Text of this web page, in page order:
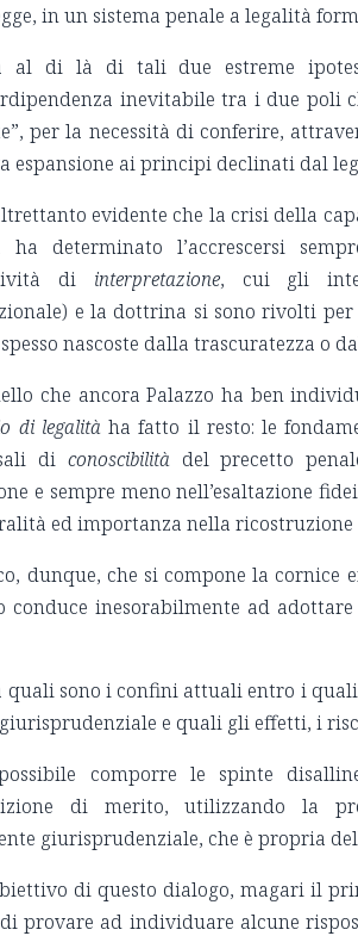
in un sistema penale a legalità
al di là di tali due estreme
inevitabile tra i due poli
per la necessità di conferire,
espansione ai principi declinati dal
evidente che la crisi della
ha determinato l’accrescersi
di interpretazione, cui gli
e la dottrina si sono rivolti
nascoste dalla trascuratezza o
che ancora Palazzo ha ben
di legalitàha fatto il resto: le
di conoscibilitàdel precetto
e sempre meno nell’esaltazione
ed importanza nella ricostruzione
dunque, che si compone la
conduce inesorabilmente ad
quali sono i confini attuali entro i
e quali gli effetti, i
comporre le spinte
di merito, utilizzando la
giurisprudenziale, che è propria
di questo dialogo, magari il
provare ad individuare alcune